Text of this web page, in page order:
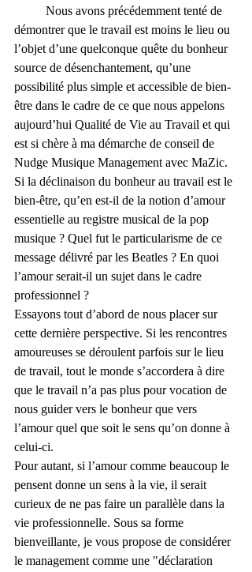
démontrer que le travail est moins le lieu ou
l’objet d’une quelconque quête du bonheur
source de désenchantement, qu’une
possibilité plus simple et accessible de bien-
être dans le cadre de ce que nous appelons
aujourd’hui Qualité de Vie au Travail et qui
est si chère à ma démarche de conseil de
Nudge Musique Management avec MaZic.
Si la déclinaison du bonheur au travail est le
bien-être, qu’en est-il de la notion d’amour
essentielle au registre musical de la pop
musique ? Quel fut le particularisme de ce
message délivré par les Beatles ? En quoi
l’amour serait-il un sujet dans le cadre
professionnel ?
Essayons tout d’abord de nous placer sur
cette dernière perspective. Si les rencontres
amoureuses se déroulent parfois sur le lieu
de travail, tout le monde s’accordera à dire
que le travail n’a pas plus pour vocation de
nous guider vers le bonheur que vers
l’amour quel que soit le sens qu’on donne à
celui-ci.
Pour autant, si l’amour comme beaucoup le
pensent donne un sens à la vie, il serait
curieux de ne pas faire un parallèle dans la
vie professionnelle. Sous sa forme
bienveillante, je vous propose de considérer
le management comme une "déclaration